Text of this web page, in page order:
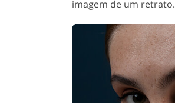
imagem de um retrato.